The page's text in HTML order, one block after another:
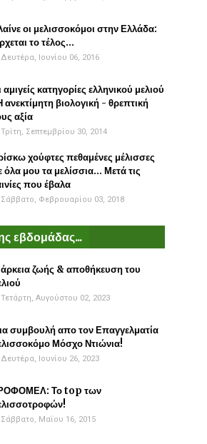
οι μελισσοκόμοι στην Ελλάδα:
το τέλος...
Δευτέρα, Ιουνίου 06, 2016
αμιγείς κατηγορίες ελληνικού μελιού
ανεκτίμητη βιολογική - θρεπτική
αξία
Τρίτη, Σεπτεμβρίου 30, 2014
χούφτες πεθαμένες μέλισσες
όλα μου τα μελίσσια... Μετά τις
που έβαλα
Σάββατο, Φεβρουαρίου 03, 2018
εβδομάδας...
ζωής & αποθήκευση του
Τετάρτη, Αυγούστου 02, 2023
συμβουλή απο τον Επαγγελματία
Μόσχο Ντιώνια!
Δευτέρα, Ιουνίου 26, 2023
Το top των
Σάββατο, Μαΐου 16, 2015